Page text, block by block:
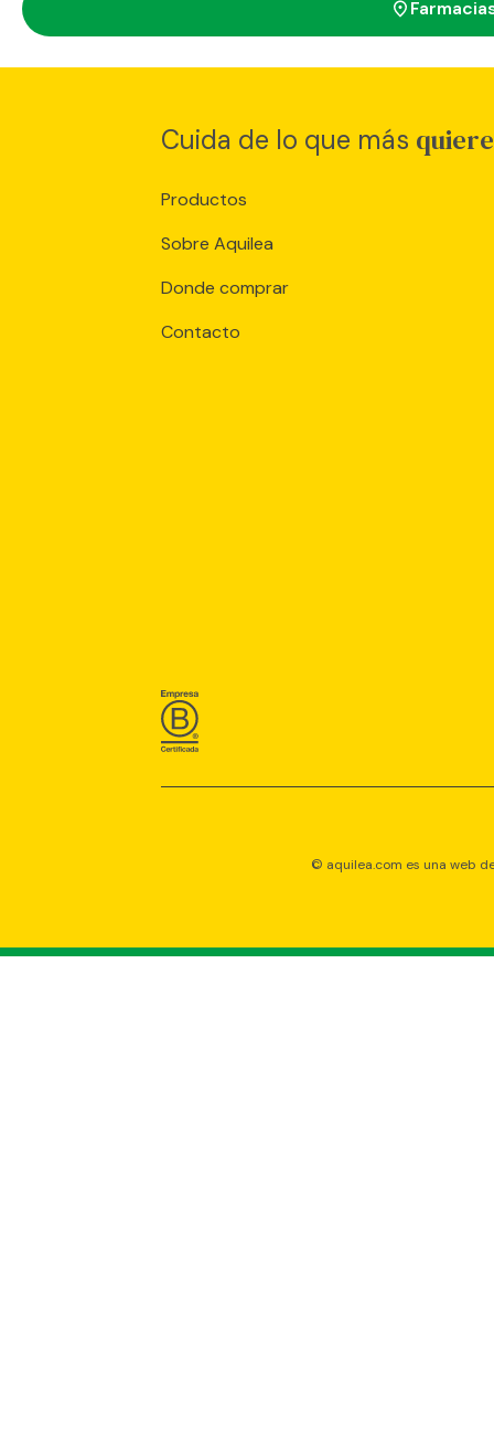
Cuida de lo que más
Productos
Sobre Aquilea
Donde comprar
Contacto
© aquilea.com es una web